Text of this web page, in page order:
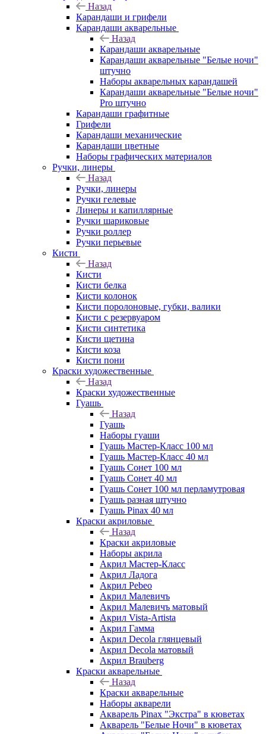
Назад
Карандаши и грифели
Карандаши акварельные
Назад
Карандаши акварельные
Карандаши акварельные "Белые ночи"
штучно
Наборы акварельных карандашей
Карандаши акварельные "Белые ночи"
Pro штучно
Карандаши графитные
Грифели
Карандаши механические
Карандаши цветные
Наборы графических материалов
Ручки, линеры
Назад
Ручки, линеры
Ручки гелевые
Линеры и капиллярные
Ручки шариковые
Ручки роллер
Ручки перьевые
Кисти
Назад
Кисти
Кисти белка
Кисти колонок
Кисти поролоновые, губки, валики
Кисти с резервуаром
Кисти синтетика
Кисти щетина
Кисти коза
Кисти пони
Краски художественные
Назад
Краски художественные
Гуашь
Назад
Гуашь
Наборы гуаши
Гуашь Мастер-Класс 100 мл
Гуашь Мастер-Класс 40 мл
Гуашь Сонет 100 мл
Гуашь Сонет 40 мл
Гуашь Сонет 100 мл перламутровая
Гуашь разная штучно
Гуашь Pinax 40 мл
Краски акриловые
Назад
Краски акриловые
Наборы акрила
Акрил Мастер-Класс
Акрил Ладога
Акрил Pebeo
Акрил Малевичъ
Акрил Малевичъ матовый
Акрил Vista-Artista
Акрил Гамма
Акрил Decola глянцевый
Акрил Decola матовый
Акрил Brauberg
Краски акварельные
Назад
Краски акварельные
Наборы акварели
Акварель Pinax "Экстра" в кюветах
Акварель "Белые Ночи" в кюветах